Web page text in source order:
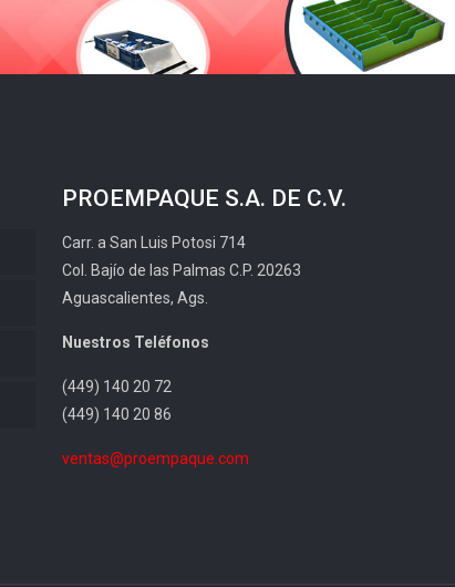
PROEMPAQUE S.A. DE C.V.
Carr. a San Luis Potosi 714
Col. Bajío de las Palmas C.P. 20263
Aguascalientes, Ags.
Nuestros Teléfonos
(449) 140 20 72
(449) 140 20 86
ventas@proempaque.com